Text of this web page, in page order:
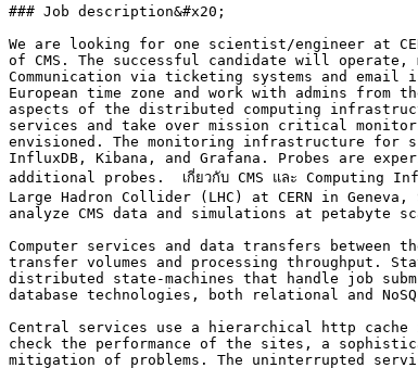
### Job description&#x20;
We are looking for one scientist/engineer at
of CMS. The successful candidate will
Communication via ticketing systems and
European time zone and work with admins
aspects of the distributed computing
services and take over mission critical
envisioned. The monitoring infrastructure for
InfluxDB, Kibana, and Grafana. Probes are
additional probes.  เกี่ยวกับ CMS และ
Large Hadron Collider (LHC) at CERN in
analyze CMS data and simulations at
Computer services and data transfers
transfer volumes and processing throughput.
distributed state-machines that handle job
database technologies, both relational and
Central services use a hierarchical http
check the performance of the sites, a
mitigation of problems. The uninterrupted